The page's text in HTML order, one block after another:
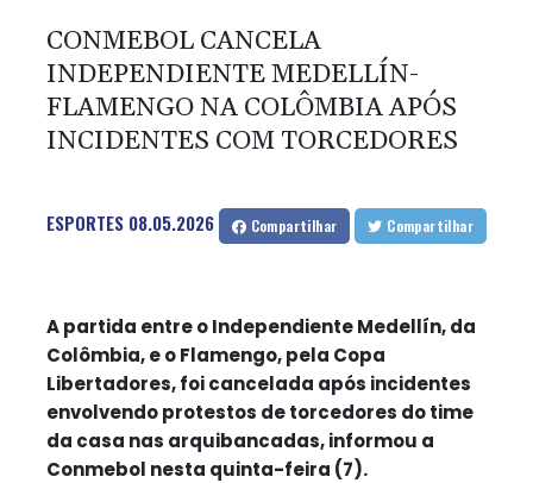
CONMEBOL CANCELA
INDEPENDIENTE MEDELLÍN-
FLAMENGO NA COLÔMBIA APÓS
INCIDENTES COM TORCEDORES
ESPORTES 08.05.2026 Compartilhar Compartilhar
A partida entre o Independiente Medellín, da
Colômbia, e o Flamengo, pela Copa
Libertadores, foi cancelada após incidentes
envolvendo protestos de torcedores do time
da casa nas arquibancadas, informou a
Conmebol nesta quinta-feira (7).